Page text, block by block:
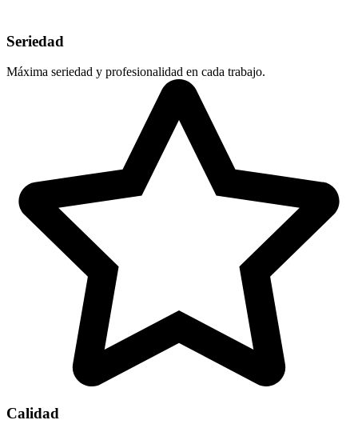
Seriedad
Máxima seriedad y profesionalidad en cada trabajo.
Calidad